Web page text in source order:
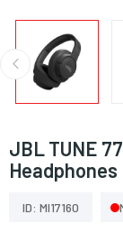
JBL TUNE
Headphones
ID: MI17160